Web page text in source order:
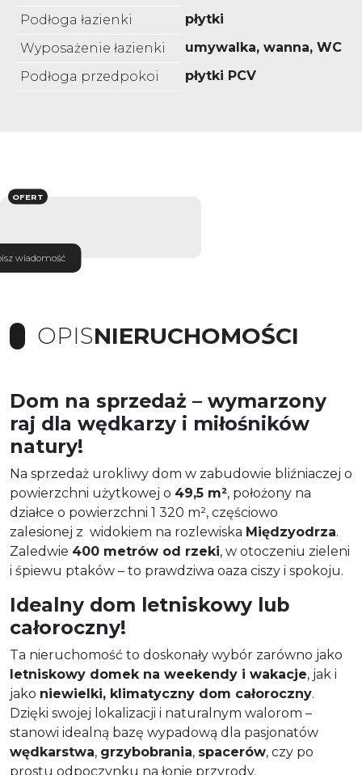
Podłoga łazienki
płytki
Wyposażenie łazienki
umywalka, wanna, WC
Podłoga przedpokoi
płytki PCV
wiadomość
OFERT
OPISNIERUCHOMOŚCI
Dom na sprzedaż – wymarzony
raj dla wędkarzy i miłośników
natury!
Na sprzedaż urokliwy dom w zabudowie bliźniaczej o
powierzchni użytkowej o 49,5 m², położony na
działce o powierzchni 1 320 m², częściowo
zalesionej z widokiem na rozlewiska Międzyodrza.
Zaledwie 400 metrów od rzeki, w otoczeniu zieleni
i śpiewu ptaków – to prawdziwa oaza ciszy i spokoju.
Idealny dom letniskowy lub
całoroczny!
Ta nieruchomość to doskonały wybór zarówno jako
letniskowy domek na weekendy i wakacje, jak i
jako niewielki, klimatyczny dom całoroczny.
Dzięki swojej lokalizacji i naturalnym walorom –
stanowi idealną bazę wypadową dla pasjonatów
wędkarstwa, grzybobrania, spacerów, czy po
prostu odpoczynku na łonie przyrody.